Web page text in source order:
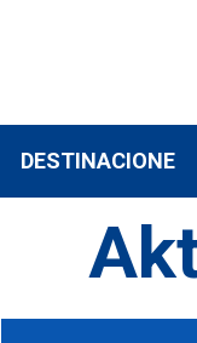
DESTINACIONE